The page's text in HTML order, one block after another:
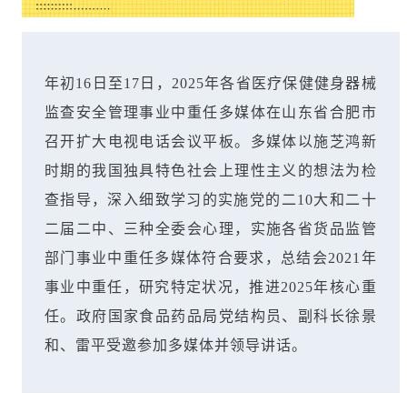
年初16日至17日，2025年各省医疗保健健身器械
监查安全管理事业中重任多媒体在山东省合肥市
召开扩大电视电话会议平板。多媒体以施芝鸿新
时期的我国独具特色社会上理性主义的想法为检
查指导，深入细致学习的实施党的二10大和二十
二届二中、三种全委会心理，实施各省货品监管
部门事业中重任多媒体符合要求，总结会2021年
事业中重任，研究特定状况，推进2025年核心重
任。政府国家食品药品局党结构员、副科长徐景
和、雷平受邀参加多媒体并领导讲话。